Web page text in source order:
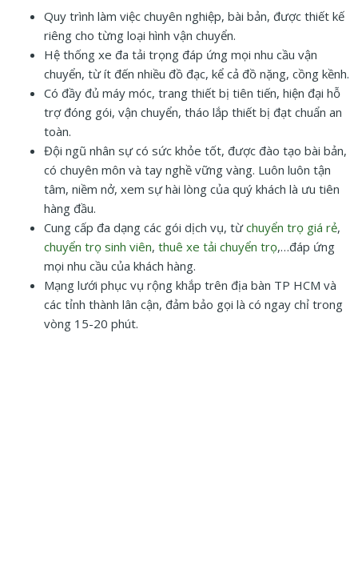
Quy trình làm việc chuyên nghiệp, bài bản, được thiết kế
riêng cho từng loại hình vận chuyển.
Hệ thống xe đa tải trọng đáp ứng mọi nhu cầu vận
chuyển, từ ít đến nhiều đồ đạc, kể cả đồ nặng, cồng kềnh.
Có đầy đủ máy móc, trang thiết bị tiên tiến, hiện đại hỗ
trợ đóng gói, vận chuyển, tháo lắp thiết bị đạt chuẩn an
toàn.
Đội ngũ nhân sự có sức khỏe tốt, được đào tạo bài bản,
có chuyên môn và tay nghề vững vàng. Luôn luôn tận
tâm, niềm nở, xem sự hài lòng của quý khách là ưu tiên
hàng đầu.
Cung cấp đa dạng các gói dịch vụ, từchuyển trọ giá rẻ,
chuyển trọ sinh viên, thuê xe tải chuyển trọ,…đáp ứng
mọi nhu cầu của khách hàng.
Mạng lưới phục vụ rộng khắp trên địa bàn TP HCM và
các tỉnh thành lân cận, đảm bảo gọi là có ngay chỉ trong
vòng 15-20 phút.